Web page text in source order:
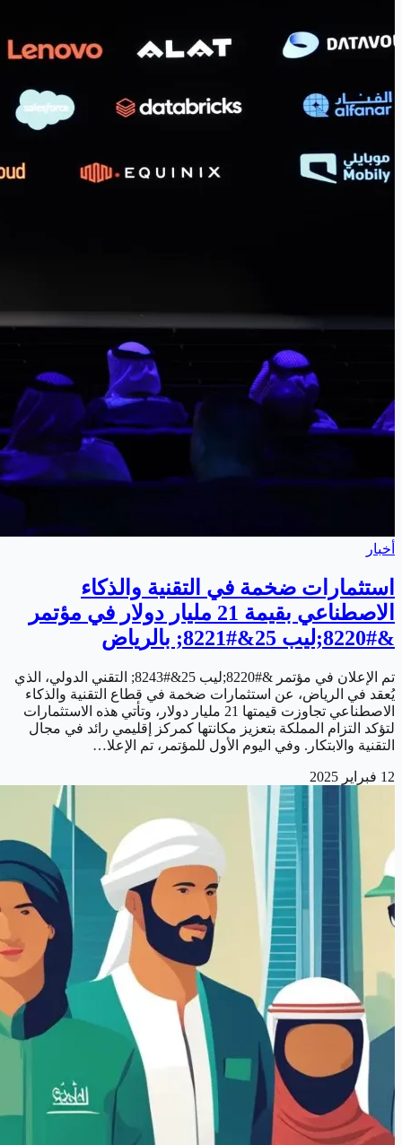
أخبار
استثمارات ضخمة في التقنية والذكاء
الاصطناعي بقيمة 21 مليار دولار في مؤتمر
&#8220;ليب 25&#8221; بالرياض
تم الإعلان في مؤتمر &#8220;ليب 25&#8243; التقني الدولي، الذي
يُعقد في الرياض، عن استثمارات ضخمة في قطاع التقنية والذكاء
الاصطناعي تجاوزت قيمتها 21 مليار دولار، وتأتي هذه الاستثمارات
لتؤكد التزام المملكة بتعزيز مكانتها كمركز إقليمي رائد في مجال
التقنية والابتكار. وفي اليوم الأول للمؤتمر، تم الإعلا…
12 فبراير 2025